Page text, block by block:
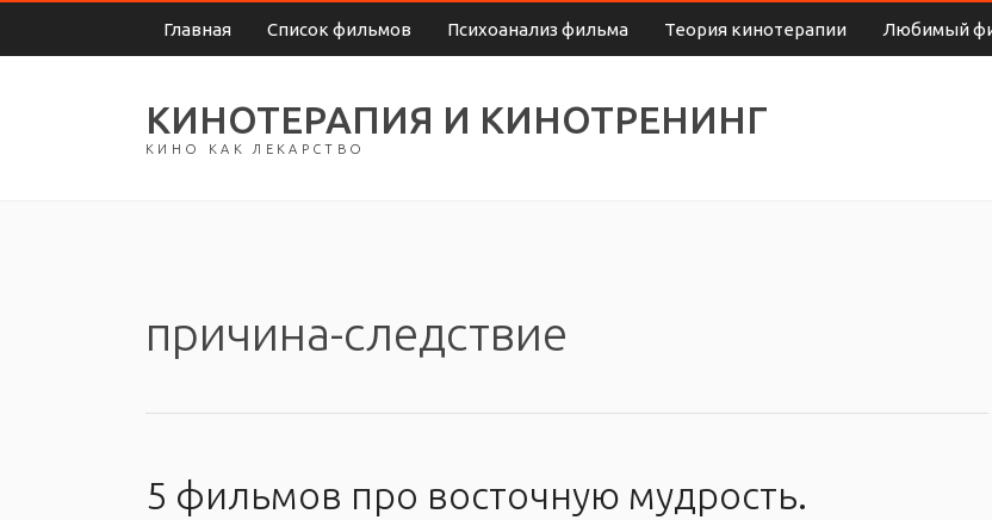
Главная Список фильмов Психоанализ фильма Теория кинотерапии Любимый
КИНОТЕРАПИЯ И КИНОТРЕНИНГ
КИНО КАК ЛЕКАРСТВО
причина-следствие
5 фильмов про восточную мудрость.